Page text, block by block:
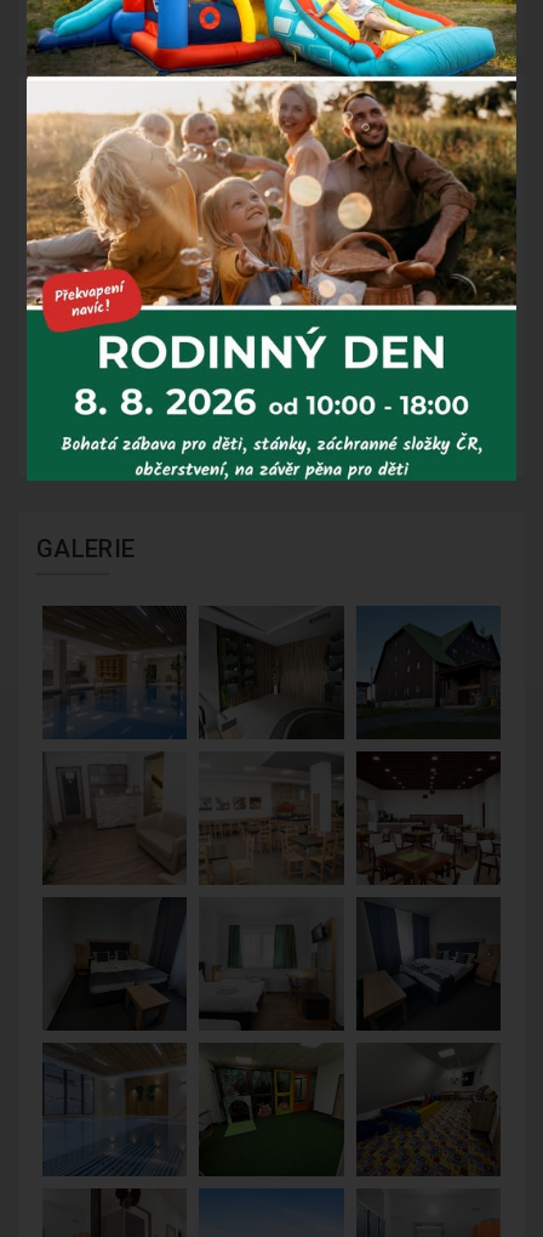
ubytování
Poznámka
Platnost pobytu:ve vybrané termíny
Poplatek z pobytu 35 Kč osoba/den není zahrnut v ceně
pobytu - hradí se na místě
Při garanci kreditní kartou Vám bude stržena záloha
ve výši 50 % z celkové ceny pobytu. V případě, že na
kartě nemáte dostatek prostředků, naše recepce
Vám zašle zálohový list pro platbu bankovním
převodem na e-mail.
GALERIE